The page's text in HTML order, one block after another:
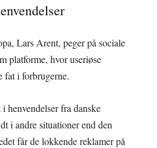
Lars Arent, peger på sociale
platforme, hvor useriøse
fat i forbrugerne.
henvendelser fra danske
i andre situationer end den
får de lokkende reklamer på